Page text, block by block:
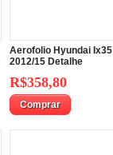
Aerofolio Hyundai Ix35
2012/15 Detalhe
R$358,80
Comprar